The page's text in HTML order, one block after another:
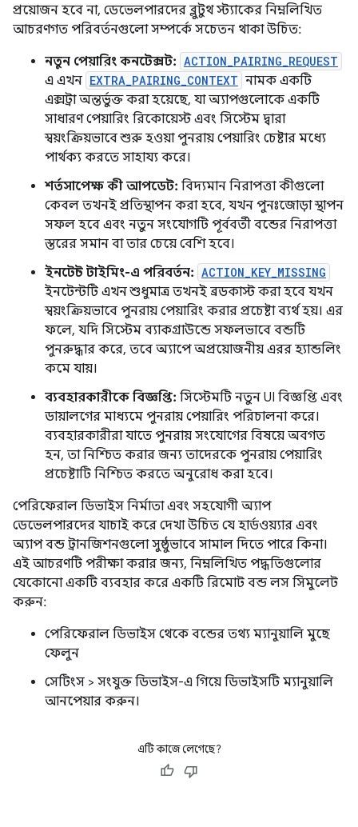
প্রয়োজন হবে না, ডেভেলপারদের ব্লুটুথ স্ট্যাকের নিম্নলিখিত
আচরণগত পরিবর্তনগুলো সম্পর্কে সচেতন থাকা উচিত:
নতুন পেয়ারিং কনটেক্সট: ACTION_PAIRING_REQUEST
এ এখন EXTRA_PAIRING_CONTEXT নামক একটি
এক্সট্রা অন্তর্ভুক্ত করা হয়েছে, যা অ্যাপগুলোকে একটি
সাধারণ পেয়ারিং রিকোয়েস্ট এবং সিস্টেম দ্বারা
স্বয়ংক্রিয়ভাবে শুরু হওয়া পুনরায় পেয়ারিং চেষ্টার মধ্যে
পার্থক্য করতে সাহায্য করে।
শর্তসাপেক্ষ কী আপডেট: বিদ্যমান নিরাপত্তা কীগুলো
কেবল তখনই প্রতিস্থাপন করা হবে, যখন পুনঃজোড়া স্থাপন
সফল হবে এবং নতুন সংযোগটি পূর্ববর্তী বন্ডের নিরাপত্তা
স্তরের সমান বা তার চেয়ে বেশি হবে।
ইনটেন্ট টাইমিং-এ পরিবর্তন: ACTION_KEY_MISSING
ইনটেন্টটি এখন শুধুমাত্র তখনই ব্রডকাস্ট করা হবে যখন
স্বয়ংক্রিয়ভাবে পুনরায় পেয়ারিং করার প্রচেষ্টা ব্যর্থ হয়। এর
ফলে, যদি সিস্টেম ব্যাকগ্রাউন্ডে সফলভাবে বন্ডটি
পুনরুদ্ধার করে, তবে অ্যাপে অপ্রয়োজনীয় এরর হ্যান্ডলিং
কমে যায়।
ব্যবহারকারীকে বিজ্ঞপ্তি: সিস্টেমটি নতুন UI বিজ্ঞপ্তি এবং
ডায়ালগের মাধ্যমে পুনরায় পেয়ারিং পরিচালনা করে।
ব্যবহারকারীরা যাতে পুনরায় সংযোগের বিষয়ে অবগত
হন, তা নিশ্চিত করার জন্য তাদেরকে পুনরায় পেয়ারিং
প্রচেষ্টাটি নিশ্চিত করতে অনুরোধ করা হবে।
পেরিফেরাল ডিভাইস নির্মাতা এবং সহযোগী অ্যাপ
ডেভেলপারদের যাচাই করে দেখা উচিত যে হার্ডওয়্যার এবং
অ্যাপ বন্ড ট্রানজিশনগুলো সুষ্ঠুভাবে সামাল দিতে পারে কিনা।
এই আচরণটি পরীক্ষা করার জন্য, নিম্নলিখিত পদ্ধতিগুলোর
যেকোনো একটি ব্যবহার করে একটি রিমোট বন্ড লস সিমুলেট
করুন:
পেরিফেরাল ডিভাইস থেকে বন্ডের তথ্য ম্যানুয়ালি মুছে
ফেলুন
সেটিংস > সংযুক্ত ডিভাইস-এ গিয়ে ডিভাইসটি ম্যানুয়ালি
আনপেয়ার করুন।
এটি কাজে লেগেছে?